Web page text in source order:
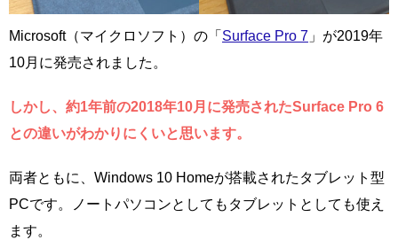
Microsoft（マイクロソフト）の「 Surface Pro 7 」が2019年
10月に発売されました。
しかし、約1年前の2018年10月に発売されたSurface Pro 6
との違いがわかりにくいと思います。
両者ともに、Windows 10 Homeが搭載されたタブレット型
PCです。ノートパソコンとしてもタブレットとしても使え
ます。